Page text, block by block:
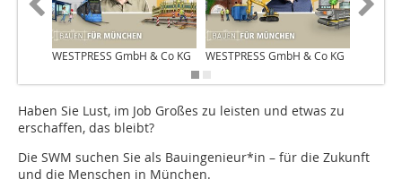
WESTPRESS GmbH & Co KG WESTPRESS GmbH & Co KG
Haben Sie Lust, im Job Großes zu leisten und etwas zu
erschaffen, das bleibt?
Die SWM suchen Sie als Bauingenieur*in – für die Zukunft
und die Menschen in München.